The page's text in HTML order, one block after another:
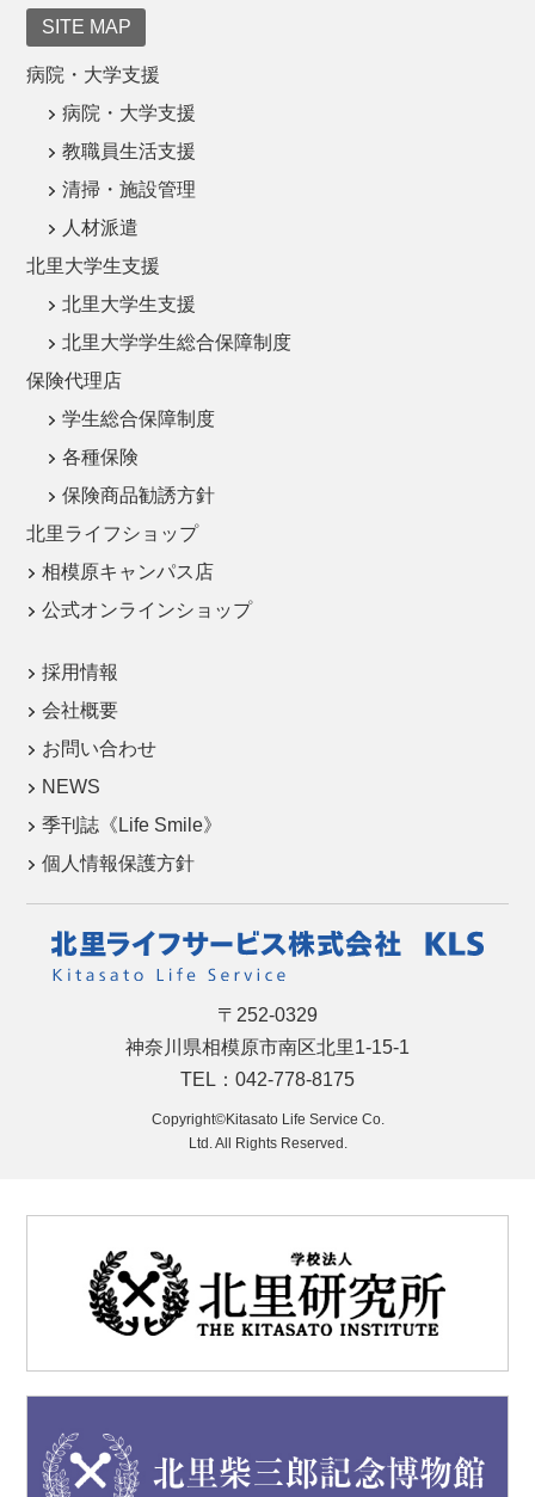
SITE MAP
病院・大学支援
病院・大学支援
教職員生活支援
清掃・施設管理
人材派遣
北里大学生支援
北里大学生支援
北里大学学生総合保障制度
保険代理店
学生総合保障制度
各種保険
保険商品勧誘方針
北里ライフショップ
相模原キャンパス店
公式オンラインショップ
採用情報
会社概要
お問い合わせ
NEWS
季刊誌《Life Smile》
個人情報保護方針
〒252-0329
神奈川県相模原市南区北里1-15-1
TEL：042-778-8175
Copyright©Kitasato Life Service Co.
Ltd. All Rights Reserved.